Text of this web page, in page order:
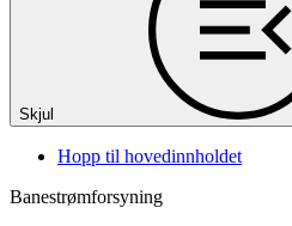
Skjul
Hopp til hovedinnholdet
Banestrømforsyning